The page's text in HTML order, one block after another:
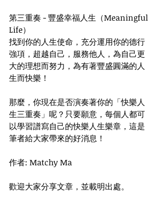
第三重奏 - 豐盛幸福人生（Meaningful
Life）
找到你的人生使命，充分運用你的德行
強項，超越自己，服務他人，為自己更
大的理想而努力，為有著豐盛圓滿的人
生而快樂！
那麼，你現在是否演奏著你的「快樂人
生三重奏」呢？只要願意，每個人都可
以學習譜寫自己的快樂人生樂章，這是
筆者給大家帶來的好消息！
作者: Matchy Ma
歡迎大家分享文章，並載明出處。